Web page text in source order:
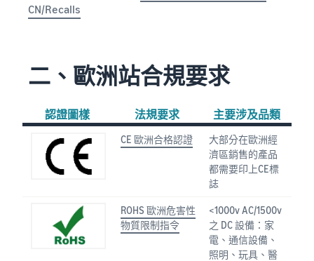
CN/Recalls
二、歐洲站合規要求
認證圖樣 法規要求 主要涉及品類
CE 歐洲合格認證
大部分在歐洲經
濟區銷售的產品
都需要印上CE標
誌
ROHS 歐洲危害性
物質限制指令
<1000v AC/1500v
之 DC 設備：家
電、通信設備、
照明、玩具、醫